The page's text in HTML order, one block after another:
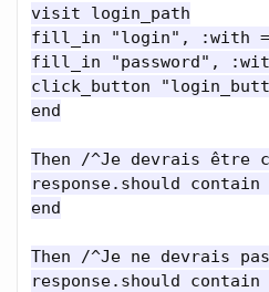
visit login_path
fill_in "login", :with
fill_in "password",
click_button
end
Then /^Je devrais être
response.should
end
Then /^Je ne devrais
response.should